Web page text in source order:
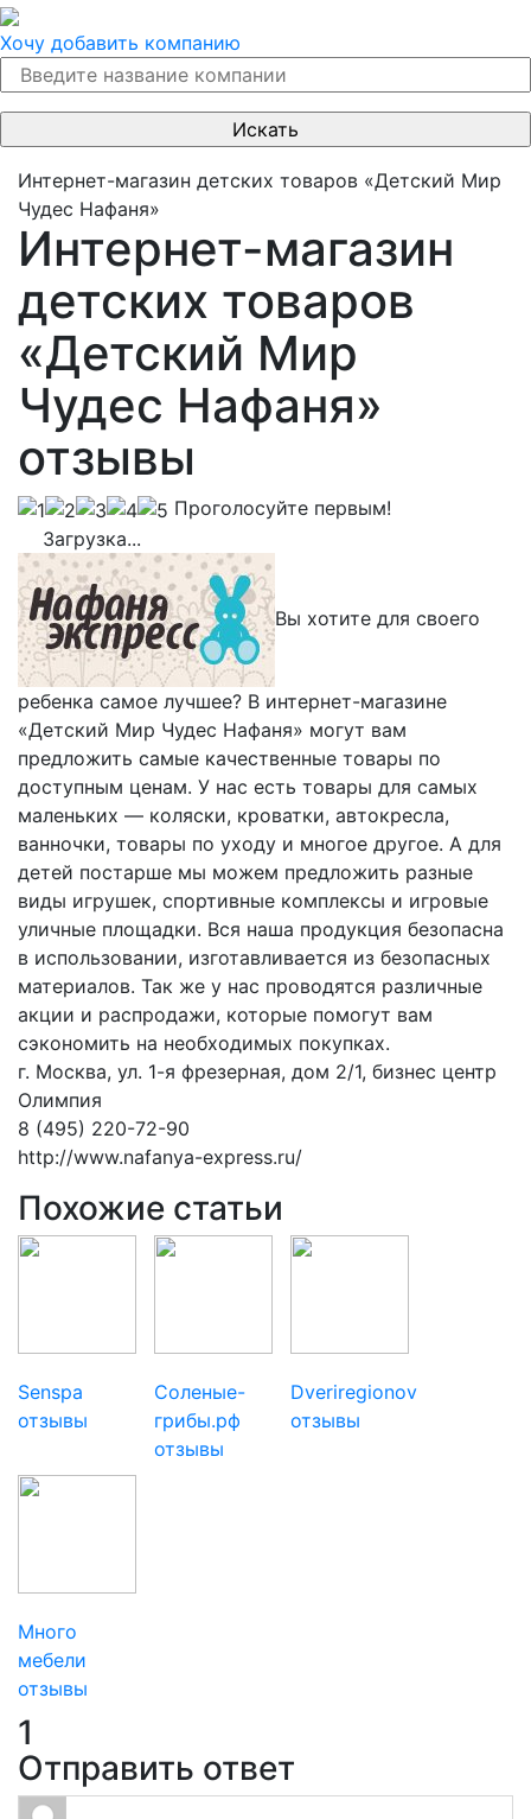
Хочу добавить компанию
Интернет-магазин детских товаров «Детский Мир
Чудес Нафаня»
Интернет-магазин
детских товаров
«Детский Мир
Чудес Нафаня»
отзывы
Проголосуйте первым!
Загрузка...
Вы хотите для своего
ребенка самое лучшее? В интернет-магазине
«Детский Мир Чудес Нафаня» могут вам
предложить самые качественные товары по
доступным ценам. У нас есть товары для самых
маленьких — коляски, кроватки, автокресла,
ванночки, товары по уходу и многое другое. А для
детей постарше мы можем предложить разные
виды игрушек, спортивные комплексы и игровые
уличные площадки. Вся наша продукция безопасна
в использовании, изготавливается из безопасных
материалов. Так же у нас проводятся различные
акции и распродажи, которые помогут вам
сэкономить на необходимых покупках.
г. Москва, ул. 1-я фрезерная, дом 2/1, бизнес центр
Олимпия
8 (495) 220-72-90
http://www.nafanya-express.ru/
Похожие статьи
Senspa
отзывы
Соленые-
грибы.рф
отзывы
Dveriregionov
отзывы
Много
мебели
отзывы
1
Отправить ответ